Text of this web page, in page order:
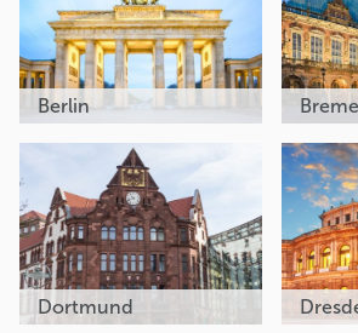
Berlin
Dortmund